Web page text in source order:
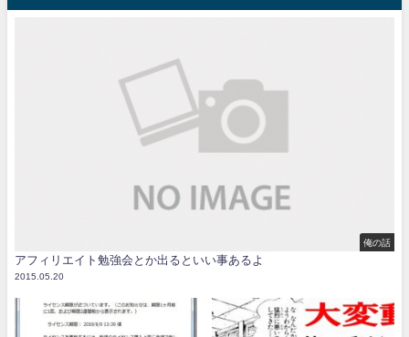
俺の話
アフィリエイト勉強会とか出るといい事あるよ
2015.05.20